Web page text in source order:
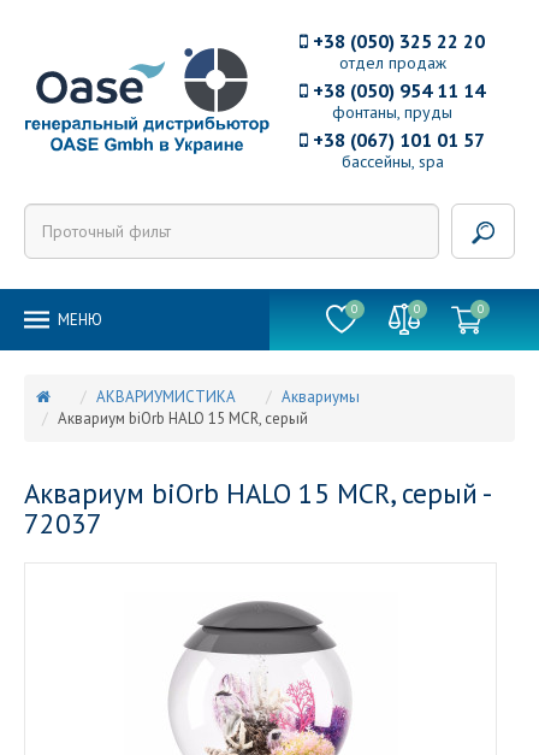
отдел продаж
+38 (050) 325 22 20
фонтаны, пруды
+38 (050) 954 11 14
бассейны, spa
+38 (067) 101 01 57
MEНЮ
0 0 0
АКВАРИУМИСТИКА
Аквариумы
Аквариум biOrb HALO 15 MCR, серый
Аквариум biOrb HALO 15 MCR, серый -
72037